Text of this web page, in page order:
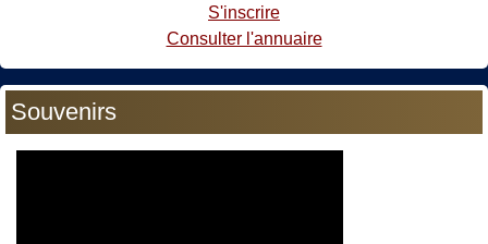
S'inscrire
Consulter l'annuaire
Souvenirs